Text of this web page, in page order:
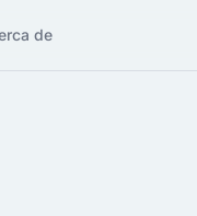
de